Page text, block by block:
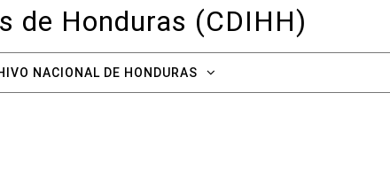
de Honduras (CDIHH)
NACIONAL DE HONDURAS